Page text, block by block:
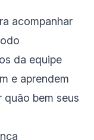
acompanhar
da equipe
e aprendem
quão bem seus